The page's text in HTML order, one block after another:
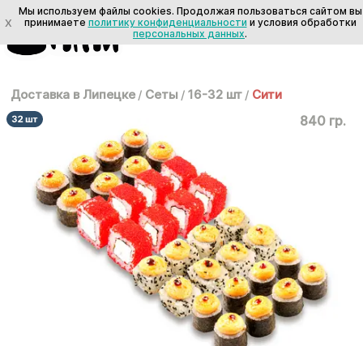
Доставка в Липецке / Сеты / 16-32 шт / Сити
840 гр.
X
Мы используем файлы cookies. Продолжая пользоваться сайтом вы
принимаете политику конфиденциальности и условия обработки
персональных данных.